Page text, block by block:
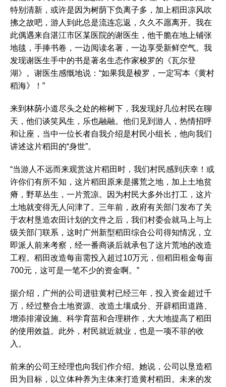
特别清新，或许是因为树荫下负离子多，加上稻田凉风吹
拂之故吧，游人到此总是流连忘返，久久不愿离开。我在
此偶遇来自湛江市区某医院的谢医生，他干脆在地上铺张
地毯，手捧书卷，一边阅读名著，一边享受新鲜空气。我
发现谢医生手中的书是著名生态作家梭罗的《瓦尔登
湖》。谢医生感慨地说：“如果我是梭罗，一定写本《黄村
稻海》！”
来到林荫小道尽头之处的榕树下，我发现好几位村民在聊
天，他们谈笑风生，乐也融融。他们见到游人，热情招呼
和让座，当中一位长者自我介绍是村民小组长，他向我们
讲述这片稻田的“身世”。
“当游人不远而来观赏这片稻田时，我们村民感到庆幸！或
许你们有所不知，这片稻田原来是撂荒之地，加上土地贫
瘠，野草丛生，一片荒凉。因为村民大多外出打工，这片
土地就变得无人问津了。三年前，政府有关部门发布了关
于农村垦造农田计划的文件之后，我们村委会就马上与上
级关部门联系，这时广州新型稻田综合公司得知情况，立
即派人前来考察，经一番商谈后就承包了这片荒地的改造
工程。稻田改造每亩需投入超过10万元，但稻田租金每亩
700元，这可是一笔不少的资金啊。”
据介绍，广州的公司进驻黄村已经三年，投入资金超过千
万，经过整合土地资源、改造土壤成分、开辟稻田道路、
增添排灌设施、科学育苗和合理耕作，大大地提高了稻田
的使用效益。此外，村民就近就业，也是一项不菲的收
入。
前来的公司王经理也向我们作介绍。她说，公司以垦造稻
田为目标，以立体种养为主体来打造黄村稻田。未来的发